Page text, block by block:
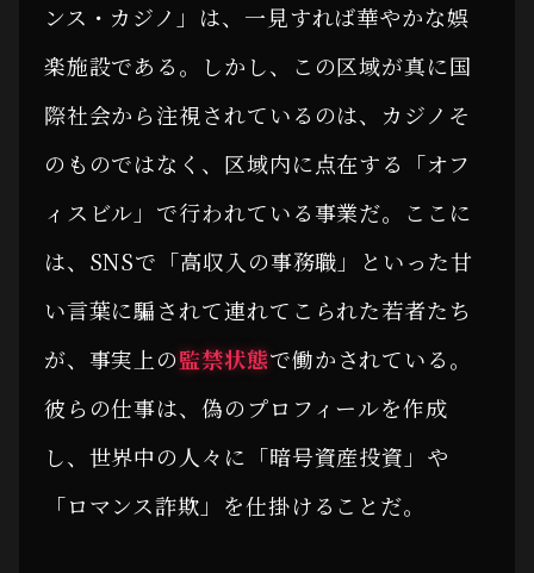
ンス・カジノ」は、一見すれば華やかな娯
楽施設である。しかし、この区域が真に国
際社会から注視されているのは、カジノそ
のものではなく、区域内に点在する「オフ
ィスビル」で行われている事業だ。ここに
は、SNSで「高収入の事務職」といった甘
い言葉に騙されて連れてこられた若者たち
が、事実上の監禁状態で働かされている。
彼らの仕事は、偽のプロフィールを作成
し、世界中の人々に「暗号資産投資」や
「ロマンス詐欺」を仕掛けることだ。